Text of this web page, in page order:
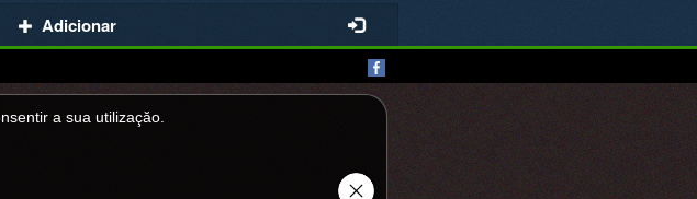
Adicionar
a sua utilizaçăo.